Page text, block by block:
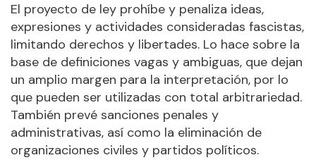
El proyecto de ley prohíbe y penaliza ideas,
expresiones y actividades consideradas fascistas,
limitando derechos y libertades. Lo hace sobre la
base de definiciones vagas y ambiguas, que dejan
un amplio margen para la interpretación, por lo
que pueden ser utilizadas con total arbitrariedad.
También prevé sanciones penales y
administrativas, así como la eliminación de
organizaciones civiles y partidos políticos.